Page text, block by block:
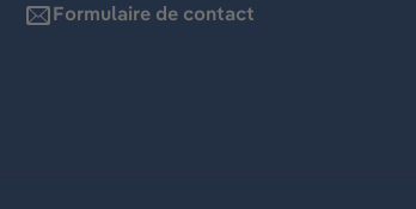
Formulaire de contact